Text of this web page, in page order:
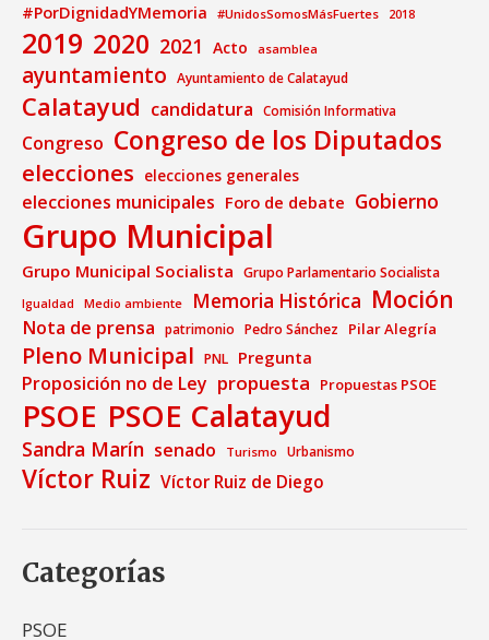
#PorDignidadYMemoria #UnidosSomosMásFuertes 2018
2019 2020 2021 Acto asamblea
ayuntamiento Ayuntamiento de Calatayud
Calatayud candidatura Comisión Informativa
Congreso Congreso de los Diputados
elecciones elecciones generales
elecciones municipales Foro de debate Gobierno
Grupo Municipal
Grupo Municipal Socialista Grupo Parlamentario Socialista
Igualdad Medio ambiente Memoria Histórica Moción
Nota de prensa patrimonio Pedro Sánchez Pilar Alegría
Pleno Municipal PNL Pregunta
Proposición no de Ley propuesta Propuestas PSOE
PSOE PSOE Calatayud
Sandra Marín senado Turismo Urbanismo
Víctor Ruiz Víctor Ruiz de Diego
Categorías
PSOE